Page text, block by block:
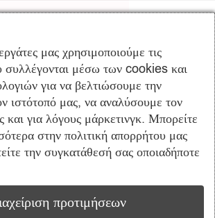
μας χρησιμοποιούμε τις
συλλέγονται μέσω των cookies και
για να βελτιώσουμε την
ιστότοπό μας, να αναλύσουμε τον
και για λόγους μάρκετινγκ. Μπορείτε
στην πολιτική απορρήτου μας
την συγκατάθεσή σας οποιαδήποτε
προτιμήσεων